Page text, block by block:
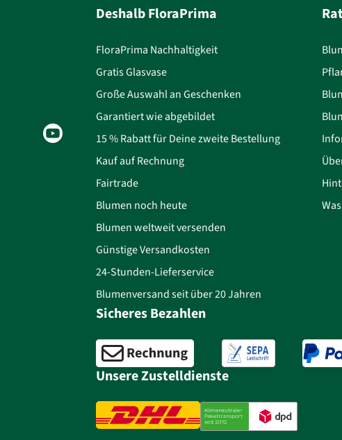
Deshalb FloraPrima
FloraPrima Nachhaltigkeit
Gratis Glasvase
Große Auswahl an Geschenken
Garantiert wie abgebildet
15 % Rabatt für Deine zweite Bestellung
Kauf auf Rechnung
Fairtrade
Blumen noch heute
Blumen weltweit versenden
Günstige Versandkosten
24-Stunden-Lieferservice
Blumenversand seit über 20 Jahren
Sicheres Bezahlen
Unsere Zustelldienste